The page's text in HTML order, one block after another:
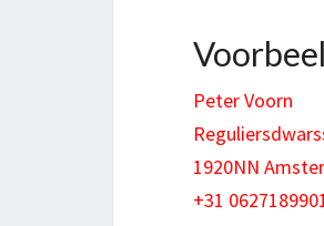
Peter Voorn
1920NN
+31